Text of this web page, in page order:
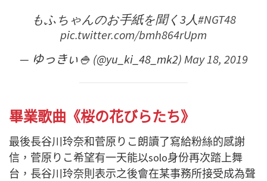
もふちゃんのお手紙を聞く3人#NGT48
pic.twitter.com/bmh864rUpm
— ゆっきぃ🍚 (@yu_ki_48_mk2)May 18, 2019
畢業歌曲《桜の花びらたち》
最後長谷川玲奈和菅原りこ朗讀了寫給粉絲的感謝
信，菅原りこ希望有一天能以solo身份再次踏上舞
台，長谷川玲奈則表示之後會在某事務所接受成為聲